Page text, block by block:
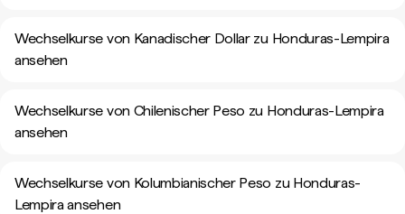
Wechselkurse von Kanadischer Dollar zu Honduras-Lempira
ansehen
Wechselkurse von Chilenischer Peso zu Honduras-Lempira
ansehen
Wechselkurse von Kolumbianischer Peso zu Honduras-
Lempira ansehen